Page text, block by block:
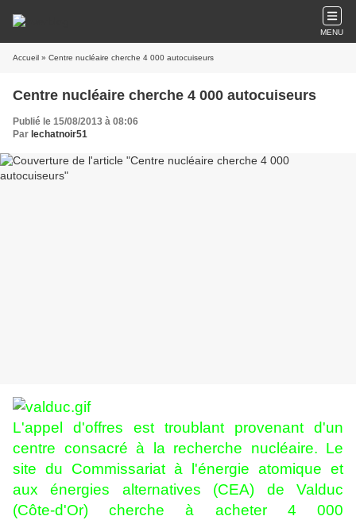
MENU
Accueil » Centre nucléaire cherche 4 000 autocuiseurs
Centre nucléaire cherche 4 000 autocuiseurs
Publié le 15/08/2013 à 08:06
Par lechatnoir51
L'appel d'offres est troublant provenant d'un
centre consacré à la recherche nucléaire. Le
site du Commissariat à l'énergie atomique et
aux énergies alternatives (CEA) de Valduc
(Côte-d'Or) cherche à acheter 4 000